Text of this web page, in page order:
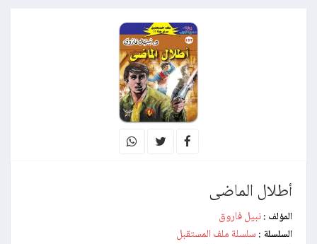
أطلال الماضى
المؤلف : نبيل فاروق
السلسلة : سلسلة ملف المستقبل